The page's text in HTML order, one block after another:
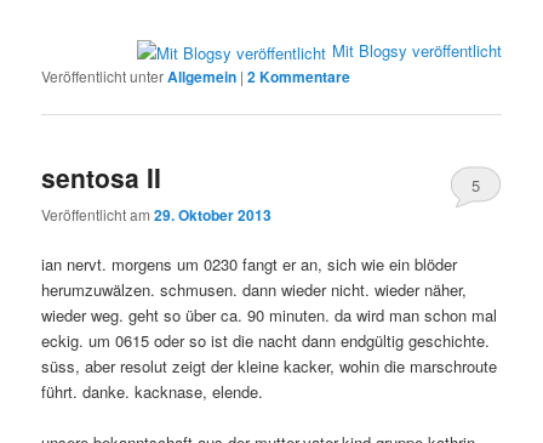
Mit Blogsy veröffentlicht
Veröffentlicht unterAllgemein |2Kommentare
sentosa II
Veröffentlicht am29. Oktober 2013
5
ian nervt. morgens um 0230 fangt er an, sich wie ein blöder
herumzuwälzen. schmusen. dann wieder nicht. wieder näher,
wieder weg. geht so über ca. 90 minuten. da wird man schon mal
eckig. um 0615 oder so ist die nacht dann endgültig geschichte.
süss, aber resolut zeigt der kleine kacker, wohin die marschroute
führt. danke. kacknase, elende.